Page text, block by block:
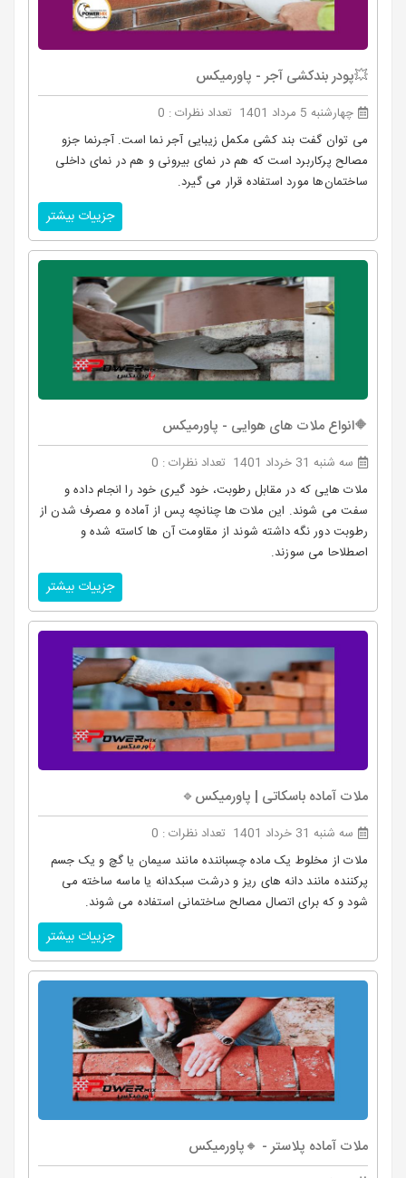
💥پودر بندکشی آجر - پاورمیکس
چهارشنبه 5 مرداد 1401
تعداد نظرات : 0
می توان گفت بند کشی مکمل زیبایی آجر نما است. آجرنما جزو
مصالح پرکاربرد است که هم در نمای بیرونی و هم در نمای داخلی
ساختمان‌ها مورد استفاده قرار می گیرد.
جزییات بیشتر
🔶انواع ملات های هوایی - پاورمیکس
سه شنبه 31 خرداد 1401
تعداد نظرات : 0
ملات هایی که در مقابل رطوبت، خود گیری خود را انجام داده و
سفت می شوند. این ملات ها چنانچه پس از آماده و مصرف شدن از
رطوبت دور نگه داشته شوند از مقاومت آن ها کاسته شده و
اصطلاحا می سوزند.
جزییات بیشتر
ملات آماده باسکاتی | پاورمیکس🔹
سه شنبه 31 خرداد 1401
تعداد نظرات : 0
ملات از مخلوط یک ماده چسباننده مانند سیمان یا گچ و یک جسم
پرکننده مانند دانه های ریز و درشت سبکدانه یا ماسه ساخته می
شود و که برای اتصال مصالح ساختمانی استفاده می شوند.
جزییات بیشتر
ملات آماده پلاستر - 🔸پاورمیکس